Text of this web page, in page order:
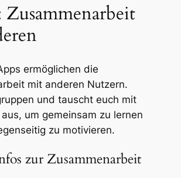
ermöglichen die
mit anderen Nutzern.
und tauscht euch mit
um gemeinsam zu lernen
zu motivieren.
zur Zusammenarbeit